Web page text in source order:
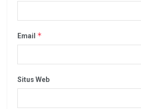
Email *
Situs Web